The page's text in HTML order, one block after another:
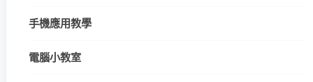
手機應用教學
電腦小教室